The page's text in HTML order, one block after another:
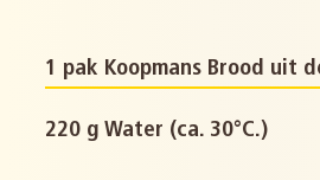
1 pak Koopmans Brood uit
220 g Water (ca. 30°C.)